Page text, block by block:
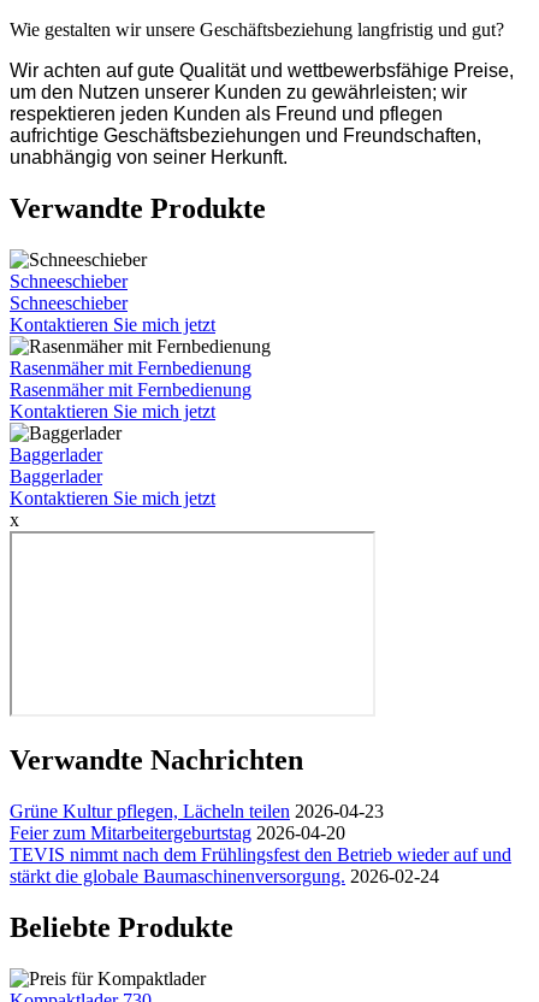
Wie gestalten wir unsere Geschäftsbeziehung langfristig und gut?
Wir achten auf gute Qualität und wettbewerbsfähige Preise,
um den Nutzen unserer Kunden zu gewährleisten; wir
respektieren jeden Kunden als Freund und pflegen
aufrichtige Geschäftsbeziehungen und Freundschaften,
unabhängig von seiner Herkunft.
Verwandte Produkte
Schneeschieber
Schneeschieber
Kontaktieren Sie mich jetzt
Rasenmäher mit Fernbedienung
Rasenmäher mit Fernbedienung
Kontaktieren Sie mich jetzt
Baggerlader
Baggerlader
Kontaktieren Sie mich jetzt
x
Verwandte Nachrichten
Grüne Kultur pflegen, Lächeln teilen 2026-04-23
Feier zum Mitarbeitergeburtstag 2026-04-20
TEVIS nimmt nach dem Frühlingsfest den Betrieb wieder auf und
stärkt die globale Baumaschinenversorgung. 2026-02-24
Beliebte Produkte